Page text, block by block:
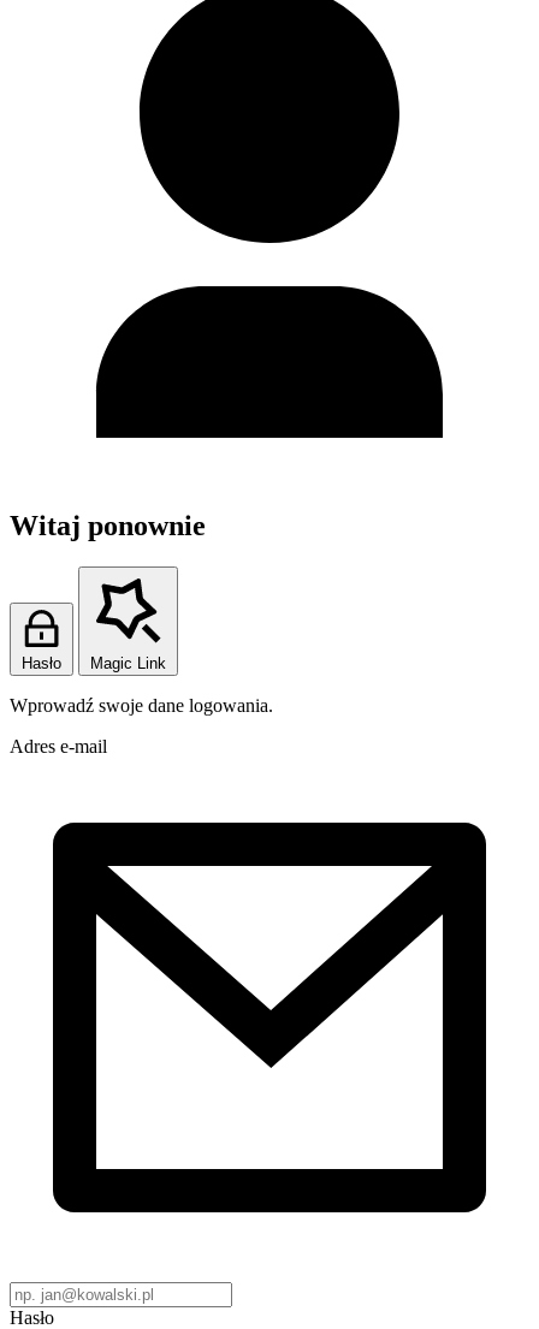
Witaj ponownie
Hasło Magic Link
Wprowadź swoje dane logowania.
Adres e-mail
Hasło